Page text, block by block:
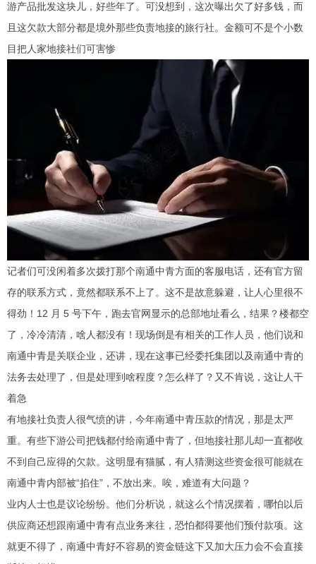
游产品批发这块儿，好些年了。可没想到，这次曝出欠了好多钱，而
且这欠款大部分都是境外那些负责地接的旅行社。金额可不是个小数
目把人家地接社们可害惨
记者们可没闲着多次拨打那个南通中青方面的客服电话，还有官方留
存的联系方式，竟然都联系不上了。这不是故意躲避，让人心里很不
得劲！12 月 5 号下午，跑去官网显示的总部地址看么，结果？楼都空
了，冷冷清清，啥人都没有！现场倒是有相关的工作人员，他们说和
南通中青是关联企业，还讲，现在这事已经委托集团以及南通中青的
法务去处理了，但是处理到啥程度？怎么样了？又不肯说，这让人干
着急
有地接社负责人很气愤的讲，今年南通中青压款的情况，那是太严
重。有些下游公司把钱都付给南通中青了，但地接社那儿却一直都收
不到自己应得的欠款。这明显有猫腻，有人猜测这些资金很可能就在
南通中青内部被“掐住”，不放出来。唉，难道有大问题？
业内人士也是议论纷纷。他们分析说，就这么个情况摆着，哪怕以后
供应商还想跟南通中青有点业务来往，恐怕都得要他们预付款项。这
就更不得了，南通中青好不容易的资金链这下又加大压力会不会直接